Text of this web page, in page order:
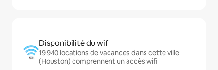
Disponibilité du wifi
19 940 locations de vacances dans cette ville
(Houston) comprennent un accès wifi